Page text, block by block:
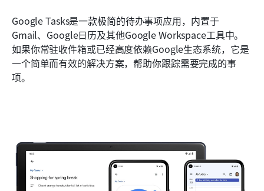
Google Tasks是一款极简的待办事项应用，内置于
Gmail、Google日历及其他Google Workspace工具中。
如果你常驻收件箱或已经高度依赖Google生态系统，它是
一个简单而有效的解决方案，帮助你跟踪需要完成的事
项。